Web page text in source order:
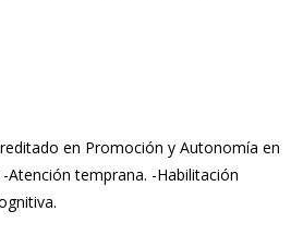
en Promoción y Autonomía en
Atención temprana. -Habilitación